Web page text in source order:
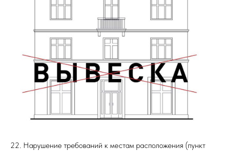
22. Нарушение требований к местам расположения (пункт